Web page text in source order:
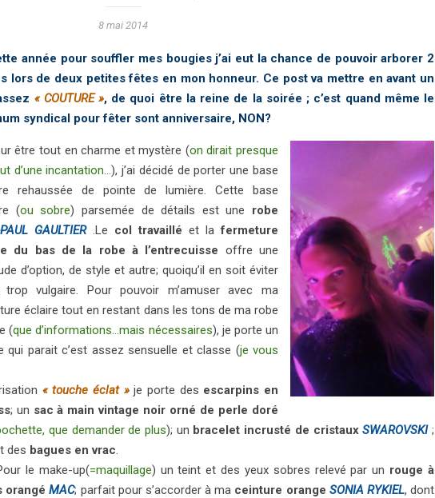
8 mai 2014
année pour souffler mes bougies j’ai eut la chance de pouvoir arborer 2
lors de deux petites fêtes en mon honneur. Ce post va mettre en avant un
« COUTURE », de quoi être la reine de la soirée ; c’est quand même le
syndical pour fêter sont anniversaire, NON?
être tout en charme et mystère (on dirait presque
d’une incantation…), j’ai décidé de porter une base
rehaussée de pointe de lumière. Cette base
(ou sobre) parsemée de détails est une robe
GAULTIER.Le col travaillé et lafermeture
du bas de la robe à l’entrecuisse offre une
d’option, de style et autre; quoiqu’il en soit éviter
trop vulgaire. Pour pouvoir m’amuser avec ma
éclaire tout en restant dans les tons de ma robe
(que d’informations…mais nécessaires), je porte un
qui parait c’est assez sensuelle et classe (je vous
« touche éclat »je porte des escarpins en
; un sac à main vintage noir orné de perle doré
que demander de plus); un bracelet incrusté de cristaux SWAROVSKI;
des bagues en vrac.
le make-up(=maquillage) un teint et des yeux sobres relevé par un rouge à
orangé MAC; parfait pour s’accorder à ma ceinture orange SONIA RYKIEL, dont